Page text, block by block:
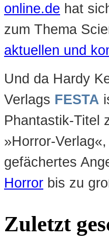
online.de hat
zum Thema
aktuellen und
Und da Hardy
Verlags FESTA
Phantastik-Titel
»Horror-
gefächertes
Horror bis zu
Zuletzt